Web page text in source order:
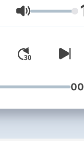
Volume